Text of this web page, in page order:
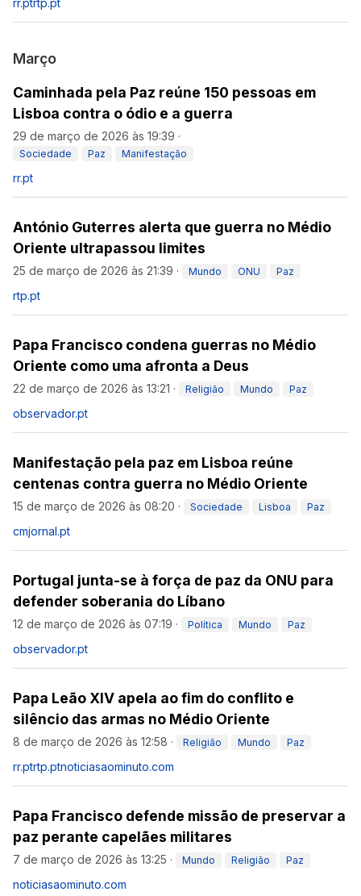
rr.ptrtp.pt
Março
Caminhada pela Paz reúne 150 pessoas em
Lisboa contra o ódio e a guerra
29 de março de 2026 às 19:39 ·
Sociedade Paz Manifestação
rr.pt
António Guterres alerta que guerra no Médio
Oriente ultrapassou limites
25 de março de 2026 às 21:39 · Mundo ONU Paz
rtp.pt
Papa Francisco condena guerras no Médio
Oriente como uma afronta a Deus
22 de março de 2026 às 13:21 · Religião Mundo Paz
observador.pt
Manifestação pela paz em Lisboa reúne
centenas contra guerra no Médio Oriente
15 de março de 2026 às 08:20 · Sociedade Lisboa Paz
cmjornal.pt
Portugal junta-se à força de paz da ONU para
defender soberania do Líbano
12 de março de 2026 às 07:19 · Política Mundo Paz
observador.pt
Papa Leão XIV apela ao fim do conflito e
silêncio das armas no Médio Oriente
8 de março de 2026 às 12:58 · Religião Mundo Paz
rr.ptrtp.ptnoticiasaominuto.com
Papa Francisco defende missão de preservar a
paz perante capelães militares
7 de março de 2026 às 13:25 · Mundo Religião Paz
noticiasaominuto.com